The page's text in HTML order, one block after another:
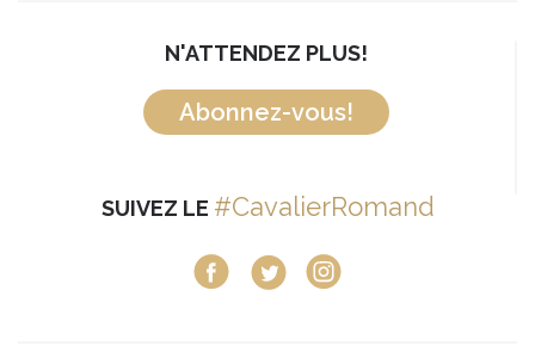
N'ATTENDEZ PLUS!
Abonnez-vous!
SUIVEZ LE #CavalierRomand